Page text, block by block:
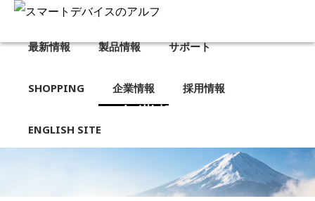
最新情報 製品情報 サポート
SHOPPING 企業情報 採用情報
ENGLISH SITE
企業概要